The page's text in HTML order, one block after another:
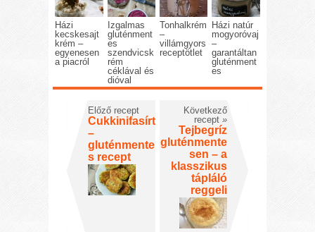
Házi
kecskesajt
krém –
egyenesen
a piacról
Izgalmas
gluténment
es
szendvicsk
rém
céklával és
dióval
Tonhalkrém
–
villámgyors
receptötlet
Házi natúr
mogyoróvaj
–
garantáltan
gluténment
es
Előző recept
Cukkinifasírt
–
gluténmente
s recept
Következő
recept »
Tejbegríz
gluténmente
sen – a
klasszikus
tápláló
reggeli